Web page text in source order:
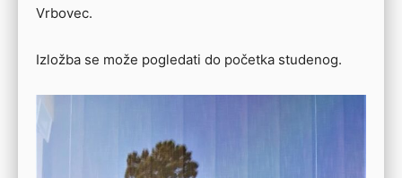
Vrbovec.
Izložba se može pogledati do početka studenog.